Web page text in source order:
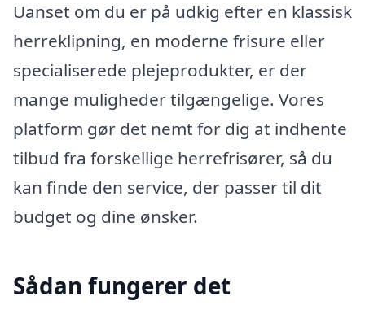
Uanset om du er på udkig efter en klassisk
herreklipning, en moderne frisure eller
specialiserede plejeprodukter, er der
mange muligheder tilgængelige. Vores
platform gør det nemt for dig at indhente
tilbud fra forskellige herrefrisører, så du
kan finde den service, der passer til dit
budget og dine ønsker.
Sådan fungerer det